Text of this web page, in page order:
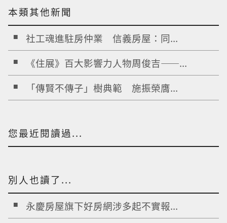
本類其他新聞
社工魂進駐房仲業 信義房屋：同...
《住展》百大影響力人物周俊吉——...
「傳賢不傳子」樹典範 施振榮膺...
您最近閱讀過...
別人也讀了...
永慶房屋旗下好房網涉多起不實報...